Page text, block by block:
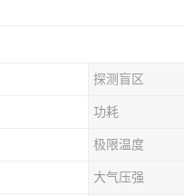
探测盲区
功耗
极限温度
大气压强